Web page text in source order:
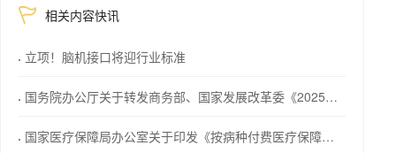
相关内容快讯
立项！脑机接口将迎行业标准
国务院办公厅关于转发商务部、国家发展改革委《2025年稳外资行动方案》的通知
国家医疗保障局办公室关于印发《按病种付费医疗保障经办管理规程（2025版）》的通知